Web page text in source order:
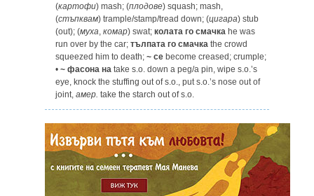
(картофи) mash; (плодове) squash; mash,
(стъпквам) trample/stamp/tread down; (цигара) stub
(out); (муха комар) swat; колата го смачка he was
run over by the car; тълпата го смачка the crowd
squeezed him to death; ~ се become creased; crumple;
• ~ фасона на take s.o. down a peg/a pin, wipe s.o.’s
eye, knock the stuffing out of s.o., put s.o.’s nose out of
joint, амер. take the starch out of s.o.